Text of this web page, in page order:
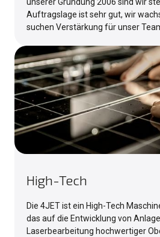
unserer Gründung 2006 sind wir
Auftragslage ist sehr gut, wir
suchen Verstärkung für unser
High-Tech
Die 4JET ist ein High-Tech
das auf die Entwicklung von
Laserbearbeitung hochwertiger